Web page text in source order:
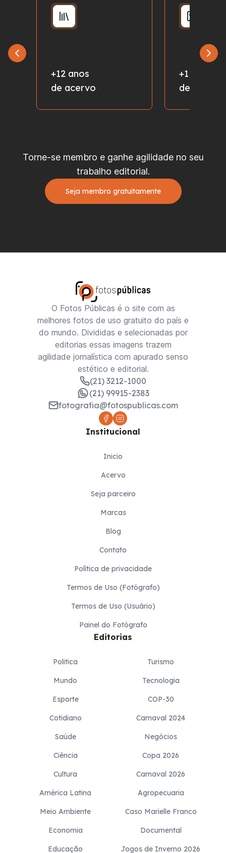
+12 anos
de acervo
+1 milhão
de fotos
Torne-se membro e ganhe agilidade no seu
trabalho editorial.
Seja membro gratuitamente
O Fotos Públicas é o site com as
melhores fotos de uso gratuito do país e
do mundo. Divididas e selecionadas por
editorias essas imagens trazem
agilidade jornalística com apurado senso
estético e editorial.
(21) 3212-1000
(21) 99915-2383
fotografia@fotospublicas.com
Institucional
Inicio
Acervo
Seja parceiro
Marcas
Blog
Contato
Política de privacidade
Termos de Uso (Fotógrafo)
Termos de Uso (Usuário)
Painel do Fotógrafo
Editorias
Politica
Mundo
Esporte
Cotidiano
Saúde
Ciência
Cultura
América Latina
Meio Ambiente
Economia
Educação
Turismo
Tecnologia
COP-30
Carnaval 2024
Negócios
Copa 2026
Carnaval 2026
Agropecuaria
Caso Marielle Franco
Documental
Jogos de Inverno 2026